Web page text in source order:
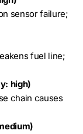
sensor failure;
fuel line;
high)
chain causes